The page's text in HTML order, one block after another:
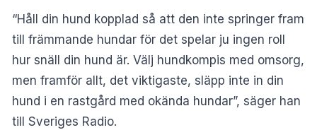
“Håll din hund kopplad så att den inte springer fram
till främmande hundar för det spelar ju ingen roll
hur snäll din hund är. Välj hundkompis med omsorg,
men framför allt, det viktigaste, släpp inte in din
hund i en rastgård med okända hundar”, säger han
till Sveriges Radio.